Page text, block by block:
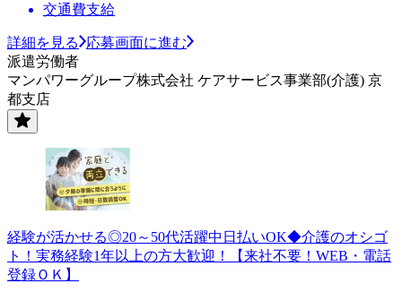
交通費支給
詳細を見る
応募画面に進む
派遣労働者
マンパワーグループ株式会社 ケアサービス事業部(介護) 京
都支店
経験が活かせる◎20～50代活躍中日払いOK◆介護のオシゴ
ト！実務経験1年以上の方大歓迎！【来社不要！WEB・電話
登録ＯＫ】